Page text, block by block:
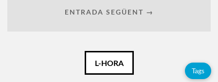
ENTRADA SEGÜENT →
L-HORA
Tags